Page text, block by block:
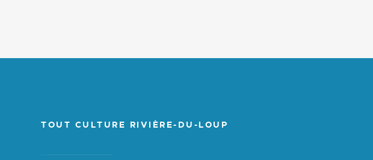
TOUT CULTURE RIVIÈRE-DU-LOUP